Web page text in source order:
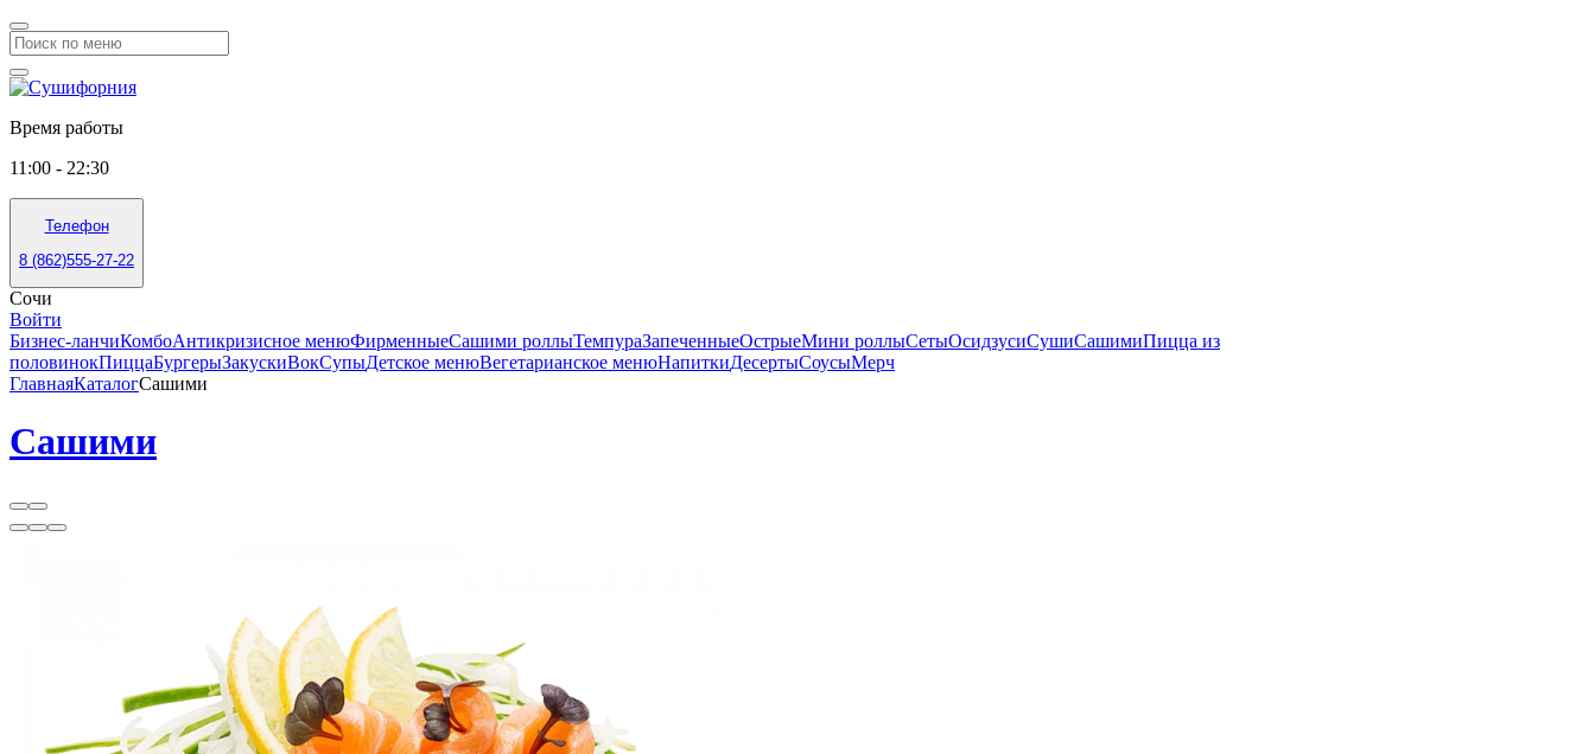
Время работы
11:00 - 22:30
Телефон
8 (862)555-27-22
Сочи
Войти
Бизнес-ланчиКомбоАнтикризисное менюФирменныеСашими роллыТемпураЗапеченныеОстрыеМини роллыСетыОсидзусиСушиСашимиПицца из
половинокПиццаБургерыЗакускиВокСупыДетское менюВегетарианское менюНапиткиДесертыСоусыМерч
ГлавнаяКаталогСашими
Сашими